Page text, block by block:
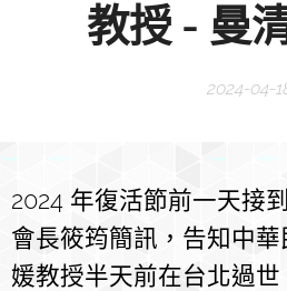
教授 - 曼
2024-04-
2024 年復活節前一天接
會長筱筠簡訊，告知中
媛教授半天前在台北過世